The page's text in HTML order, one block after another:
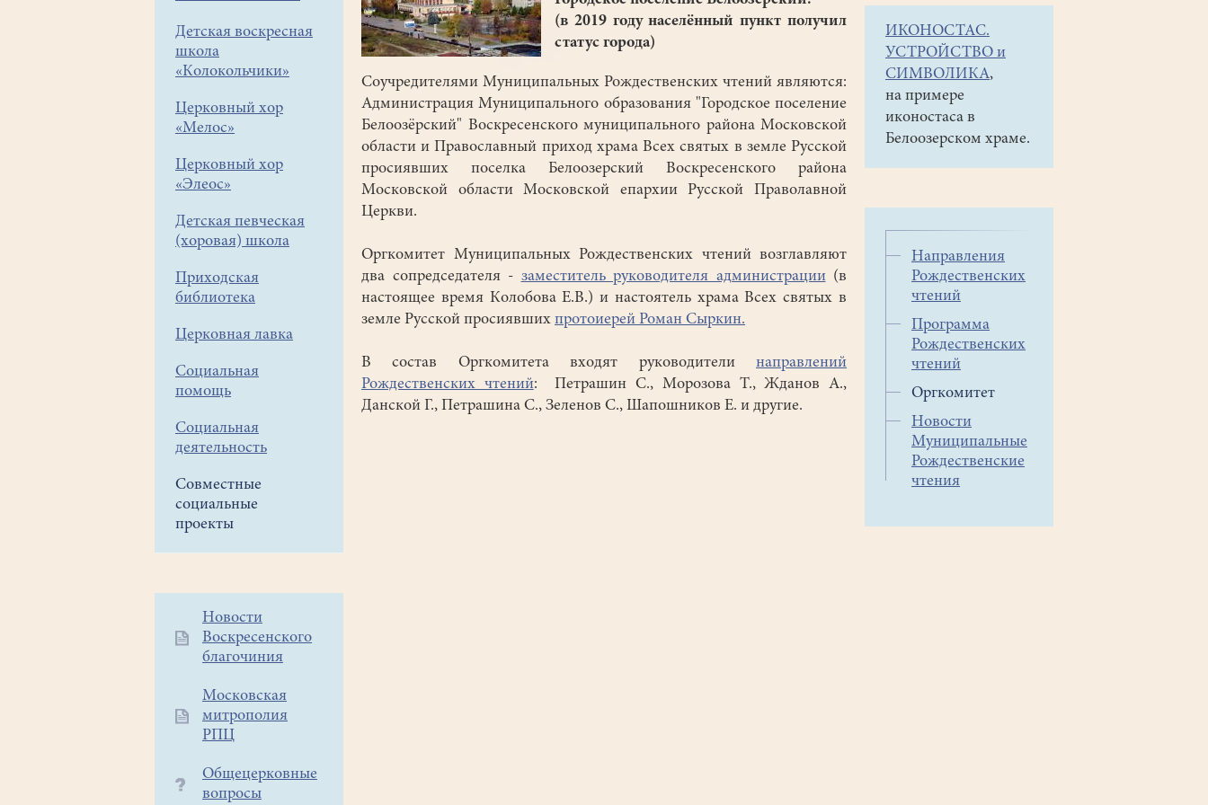
Детская воскресная
школа
«Колокольчики»
Церковный хор
«Мелос»
Церковный хор
«Элеос»
Детская певческая
(хоровая) школа
Приходская
библиотека
Церковная лавка
Социальная
помощь
Социальная
деятельность
Совместные
социальные
проекты
Дополнительное
меню
Новости
Воскресенского
благочиния
Московская
митрополия
РПЦ
Общецерковные
вопросы
(в 2019 году населённый пункт получил
статус города)
Соучредителями Муниципальных Рождественских чтений являются:
Администрация Муниципального образования "Городское поселение
Белоозёрский" Воскресенского муниципального района Московской
области и Православный приход храма Всех святых в земле Русской
просиявших поселка Белоозерский Воскресенского района
Московской области Московской епархии Русской Праволавной
Церкви.
Оргкомитет Муниципальных Рождественских чтений возглавляют
два сопредседателя - заместитель руководителя администрации(в
настоящее время Колобова Е.В.) и настоятель храма Всех святых в
земле Русской просиявших протоиерей Роман Сыркин.
В состав Оргкомитета входят руководители направлений
Рождественских чтений: Петрашин С., Морозова Т., Жданов А.,
Данской Г., Петрашина С., Зеленов С., Шапошников Е. и другие.
ИКОНОСТАС.
УСТРОЙСТВО и
СИМВОЛИКА,
на примере
иконостаса в
Белоозерском храме.
Направления
Рождественских
чтений
Программа
Рождественских
чтений
Оргкомитет
Новости
Муниципальные
Рождественские
чтения